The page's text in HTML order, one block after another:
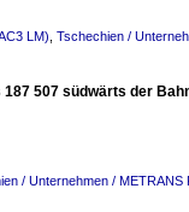
LM) Tschechien /
507 südwärts der
/ Unternehmen / METRANS